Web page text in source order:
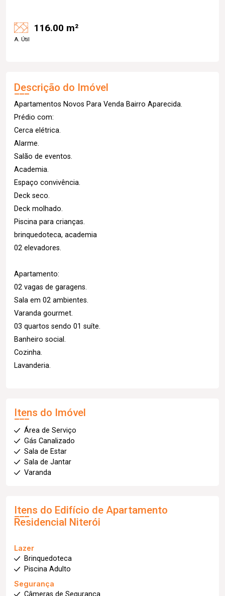
116.00 m²
A. Útil
Descrição do Imóvel
Apartamentos Novos Para Venda Bairro Aparecida.
Prédio com:
Cerca elétrica.
Alarme.
Salão de eventos.
Academia.
Espaço convivência.
Deck seco.
Deck molhado.
Piscina para crianças.
brinquedoteca, academia
02 elevadores.
Apartamento:
02 vagas de garagens.
Sala em 02 ambientes.
Varanda gourmet.
03 quartos sendo 01 suíte.
Banheiro social.
Cozinha.
Lavanderia.
Itens do Imóvel
Área de Serviço
Gás Canalizado
Sala de Estar
Sala de Jantar
Varanda
Itens do Edifício de Apartamento
Residencial Niterói
Lazer
Brinquedoteca
Piscina Adulto
Segurança
Câmeras de Segurança